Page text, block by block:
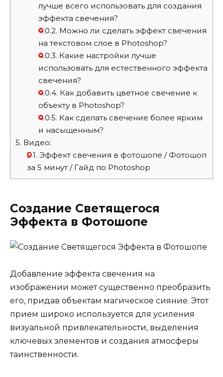
лучше всего использовать для создания
эффекта свечения?
4.0.2. Можно ли сделать эффект свечения
на текстовом слое в Photoshop?
4.0.3. Какие настройки лучше
использовать для естественного эффекта
свечения?
4.0.4. Как добавить цветное свечение к
объекту в Photoshop?
4.0.5. Как сделать свечение более ярким
и насыщенным?
5. Видео:
5.1. Эффект свечения в фотошопе / Фотошоп
за 5 минут / Гайд по Photoshop
Создание Светящегося
Эффекта в Фотошопе
Добавление эффекта свечения на
изображении может существенно преобразить
его, придав объектам магическое сияние. Этот
прием широко используется для усиления
визуальной привлекательности, выделения
ключевых элементов и создания атмосферы
таинственности.